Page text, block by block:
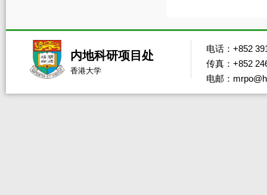
内地科研项目处
香港大学
电话：+852
传真：+852
电邮：